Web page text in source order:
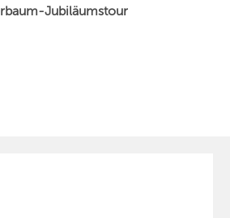
Jubiläumstour